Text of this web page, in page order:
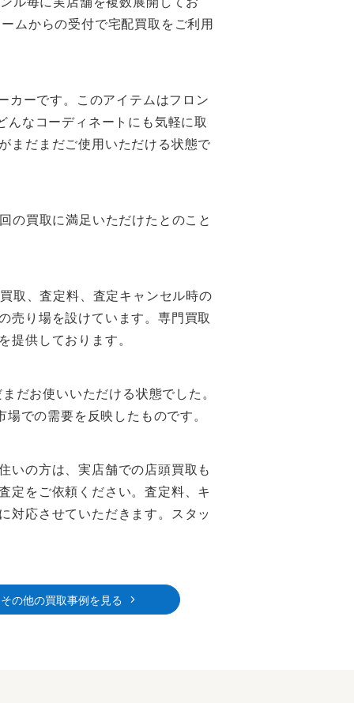
ムからの受付で宅配買取をご利用
カーです。このアイテムはフロン
なコーディネートにも気軽に取
まだまだご使用いただける状態で
の買取に満足いただけたとのこと
取、査定料、査定キャンセル時の
売り場を設けています。専門買取
提供しております。
だお使いいただける状態でした。
での需要を反映したものです。
いの方は、実店舗での店頭買取も
定をご依頼ください。査定料、キ
対応させていただきます。スタッ
その他の買取事例を見る